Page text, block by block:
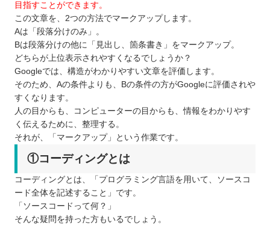
目指すことができます。
この文章を、2つの方法でマークアップします。
Aは「段落分けのみ」。
Bは段落分けの他に「見出し、箇条書き」をマークアップ。
どちらが上位表示されやすくなるでしょうか？
Googleでは、構造がわかりやすい文章を評価します。
そのため、Aの条件よりも、Bの条件の方がGoogleに評価されや
すくなります。
人の目からも、コンピューターの目からも、情報をわかりやす
く伝えるために、整理する。
それが、「マークアップ」という作業です。
①コーディングとは
コーディングとは、「プログラミング言語を用いて、ソースコ
ード全体を記述すること」です。
「ソースコードって何？」
そんな疑問を持った方もいるでしょう。